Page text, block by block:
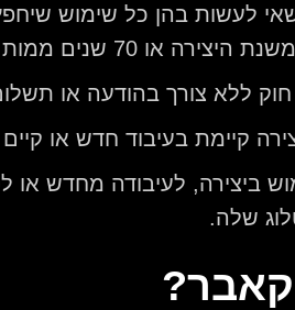
לעשות בהן כל שימוש
ללא צורך בהודעה או
קיימת בעיבוד חדש או
ביצירה, לעיבודה מחדש או
שלה.
קאבר?